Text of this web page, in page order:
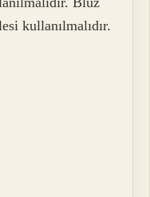
kullanılmalıdır.